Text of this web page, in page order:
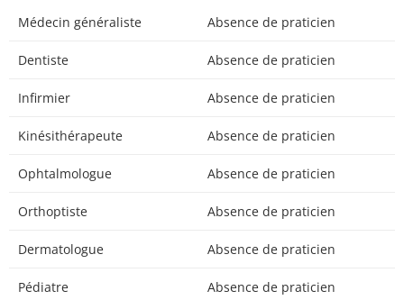
Médecin généraliste Absence de praticien
Dentiste Absence de praticien
Infirmier Absence de praticien
Kinésithérapeute Absence de praticien
Ophtalmologue Absence de praticien
Orthoptiste Absence de praticien
Dermatologue Absence de praticien
Pédiatre Absence de praticien